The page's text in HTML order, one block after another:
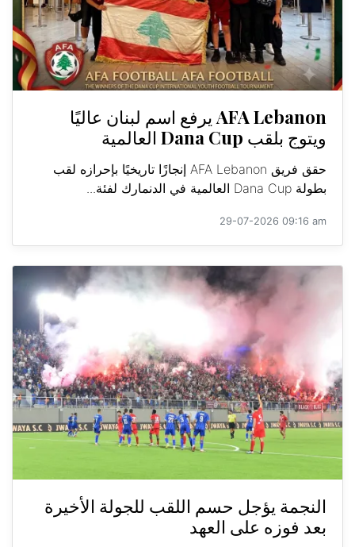
AFA Lebanon يرفع اسم لبنان عاليًا
ويتوج بلقب Dana Cup العالمية
حقق فريق AFA Lebanon إنجازًا تاريخيًا بإحرازه لقب
بطولة Dana Cup العالمية في الدنمارك لفئة...
29-07-2026 09:16 am
النجمة يؤجل حسم اللقب للجولة الأخيرة
بعد فوزه على العهد